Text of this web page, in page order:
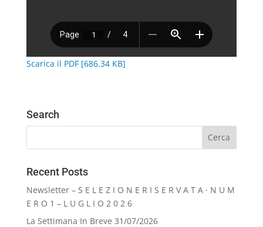
Scarica il PDF [686.34 KB]
Search
Recent Posts
Newsletter – S E L E Z I O N E R I S E R V A T A · N U M
E R O 1 – L U G L I O 2 0 2 6
La Settimana In Breve 31/07/2026